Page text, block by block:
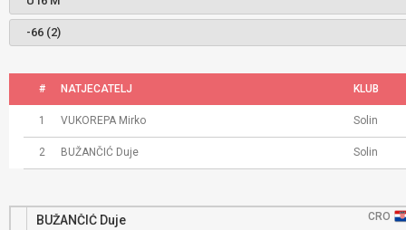
# NATJECATELJ KLUB
1 VUKOREPA Mirko Solin
2 BUŽANČIĆ Duje Solin
BUŽANČIĆ Duje
CRO